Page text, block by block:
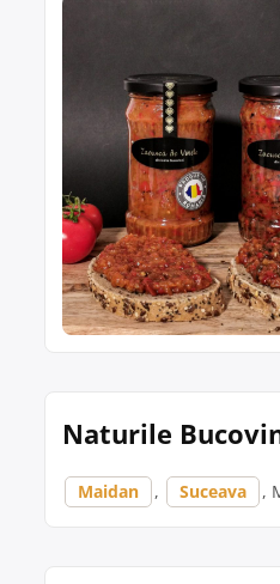
Naturile
Maidan , Suceava ,